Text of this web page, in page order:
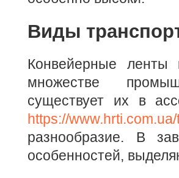
Виды
Конвейерные
множестве
существует их в
https://
разнообразие. В
особенностей,